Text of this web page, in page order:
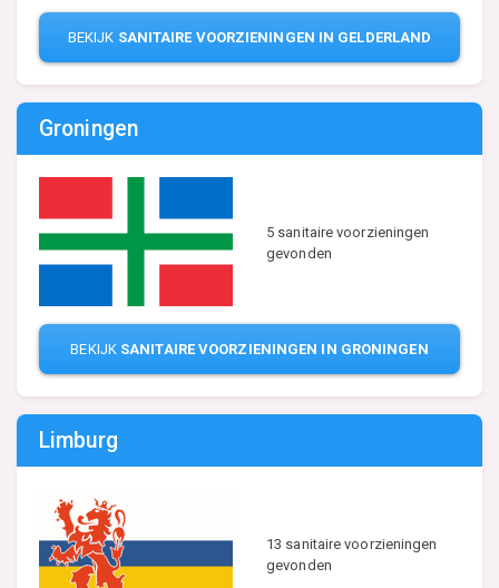
BEKIJK SANITAIRE VOORZIENINGEN IN GELDERLAND
Groningen
5 sanitaire voorzieningen
gevonden
BEKIJK SANITAIRE VOORZIENINGEN IN GRONINGEN
Limburg
13 sanitaire voorzieningen
gevonden